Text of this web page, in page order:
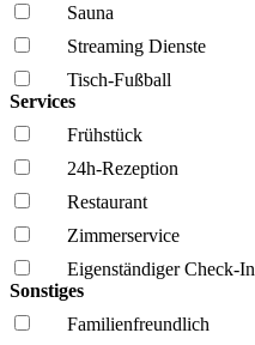
Sauna
Streaming Dienste
Tisch-Fußball
Services
Frühstück
24h-Rezeption
Restaurant
Zimmerservice
Eigenständiger Check-In
Sonstiges
Familien­freundlich